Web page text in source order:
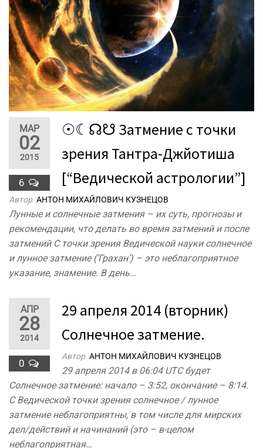
МАР
02
2015
6
☉☾☊☋ Затмение с точки
зрения Тантра-Джйотиша
[“Ведической астрологии”]
Автор АНТОН МИХАЙЛОВИЧ КУЗНЕЦОВ
Лунные и солнечные затмения – их суть, прогнозы и
рекомендации, что делать во время затмений и после
затмений С точки зрения Ведической науки солнечное
и лунное затмение (‘Грахан’) – это неблагоприятное
указание, знамение. В день…
АПР
28
2014
0
29 апреля 2014 (вторник)
Солнечное затмение.
Автор АНТОН МИХАЙЛОВИЧ КУЗНЕЦОВ
29 апреля 2014 в 06:04 UTC будет
Солнечное затмение: начало – 3:52, окончание – 8:14.
С Ведической точки зрения солнечное / лунное
затмение неблагоприятны, в том числе для мирских
дел/действий и начинаний (это – в-целом
неблагоприятная…